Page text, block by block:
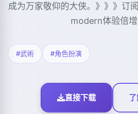
成为万家敬仰的大侠。》》》订
modern体验倍增
#武術 #角色扮演
直接下载